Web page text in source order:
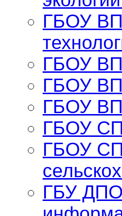
ГБОУ
ГБОУ
ГБОУ
ГБОУ
ГБОУ
ГБОУ
ГБУ ДПО